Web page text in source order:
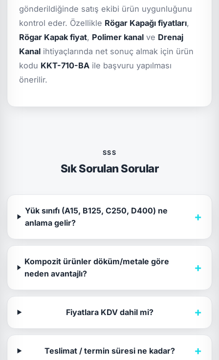
gönderildiğinde satış ekibi ürün uygunluğunu
kontrol eder. Özellikle Rögar Kapağı fiyatları,
Rögar Kapak fiyat, Polimer kanal ve Drenaj
Kanal ihtiyaçlarında net sonuç almak için ürün
kodu KKT-710-BA ile başvuru yapılması
önerilir.
SSS
Sık Sorulan Sorular
Yük sınıfı (A15, B125, C250, D400) ne
anlama gelir?
+
Kompozit ürünler döküm/metale göre
neden avantajlı?
+
Fiyatlara KDV dahil mi? +
Teslimat / termin süresi ne kadar? +